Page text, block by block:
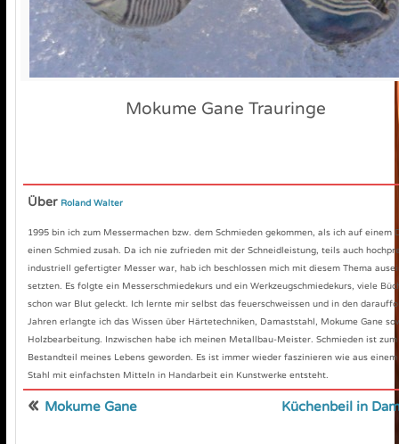
Mokume Gane Trauringe
Über Roland Walter
1995 bin ich zum Messermachen bzw. dem Schmieden gekommen, als ich auf einem
einen Schmied zusah. Da ich nie zufrieden mit der Schneidleistung, teils auch
industriell gefertigter Messer war, hab ich beschlossen mich mit diesem Thema
setzten. Es folgte ein Messerschmiedekurs und ein Werkzeugschmiedekurs, viele
schon war Blut geleckt. Ich lernte mir selbst das feuerschweissen und in den
Jahren erlangte ich das Wissen über Härtetechniken, Damaststahl, Mokume Gane
Holzbearbeitung. Inzwischen habe ich meinen Metallbau-Meister. Schmieden ist
Bestandteil meines Lebens geworden. Es ist immer wieder faszinieren wie aus einem
Stahl mit einfachsten Mitteln in Handarbeit ein Kunstwerke entsteht.
« Mokume Gane Küchenbeil in